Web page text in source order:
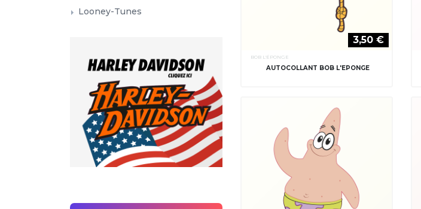
3,50 €
BOB L'ÉPONGE
AUTOCOLLANT BOB L'EPONGE
Looney-Tunes